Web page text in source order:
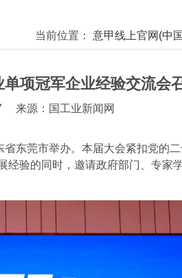
当前位置： 意甲线上官网(中
项冠军企业经验交流会
来源：国工业新闻网
莞市举办。本届大会紧扣党的
验的同时，邀请政府部门、专家